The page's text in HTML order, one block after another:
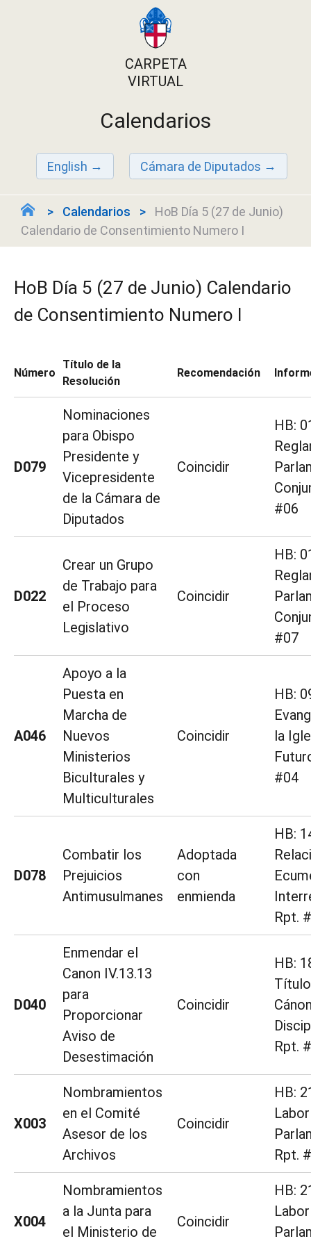
CARPETA
VIRTUAL
Calendarios
English Cámara de Diputados
Calendarios
HoB Día 5 (27 de Junio)
Calendario de Consentimiento Numero I
HoB Día 5 (27 de Junio) Calendario
de Consentimiento Numero I
Número
Título de la
Resolución
Recomendación
D079
Nominaciones
para Obispo
Presidente y
Vicepresidente
de la Cámara de
Diputados
Coincidir
HB:
#06
D022
Crear un Grupo
de Trabajo para
el Proceso
Legislativo
Coincidir
HB:
#07
A046
Apoyo a la
Puesta en
Marcha de
Nuevos
Ministerios
Biculturales y
Multiculturales
Coincidir
HB:
la
#04
D078
Combatir los
Prejuicios
Antimusulmanes
Adoptada
con
enmienda
HB:
Rpt.
D040
Enmendar el
Canon IV.13.13
para
Proporcionar
Aviso de
Desestimación
Coincidir
HB:
Rpt.
X003
Nombramientos
en el Comité
Asesor de los
Archivos
Coincidir
HB:
Labor
Rpt.
X004
Nombramientos
a la Junta para
el Ministerio de
Coincidir
HB:
Labor